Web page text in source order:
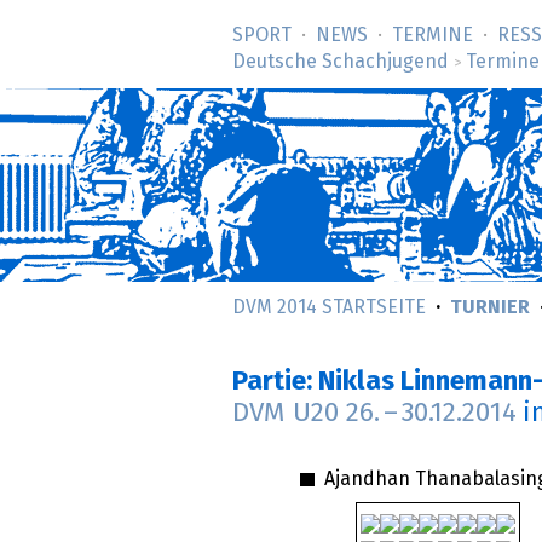
SPORT NEWS TERMINE
Deutsche Schachjugend
> Termine
DVM 2014 STARTSEITE TURNIER
Partie: Niklas
DVM U20 26. –30.12.2014
Ajandhan